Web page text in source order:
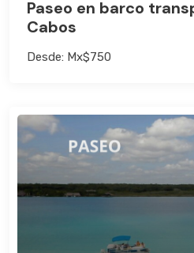
Paseo en barco
Cabos
Desde: Mx$750